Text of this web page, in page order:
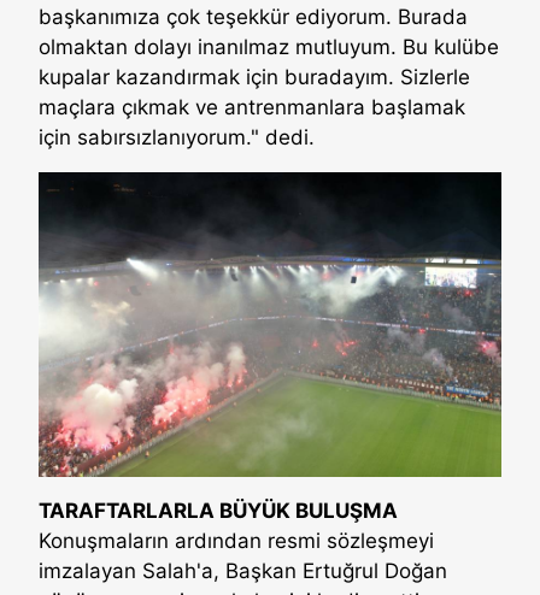
başkanımıza çok teşekkür ediyorum. Burada
olmaktan dolayı inanılmaz mutluyum. Bu kulübe
kupalar kazandırmak için buradayım. Sizlerle
maçlara çıkmak ve antrenmanlara başlamak
için sabırsızlanıyorum." dedi.
TARAFTARLARLA BÜYÜK BULUŞMA
Konuşmaların ardından resmi sözleşmeyi
imzalayan Salah'a, Başkan Ertuğrul Doğan